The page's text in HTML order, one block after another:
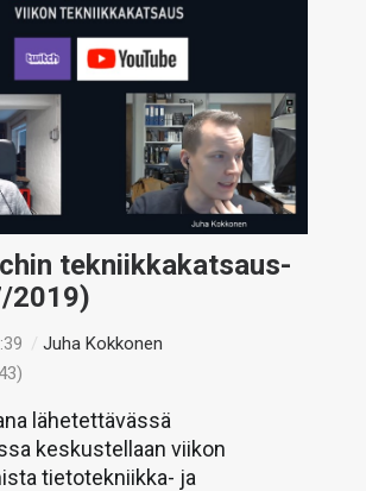
tekniikkakatsaus-
2019)
/Juha Kokkonen
lähetettävässä
keskustellaan viikon
tietotekniikka- ja